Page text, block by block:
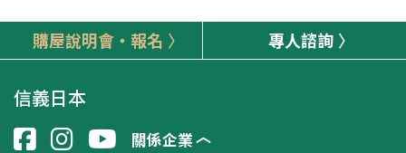
購屋說明會‧報名 專人諮詢
信義日本
關係企業